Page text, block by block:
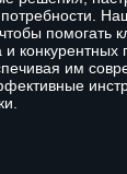
помогать
и
им